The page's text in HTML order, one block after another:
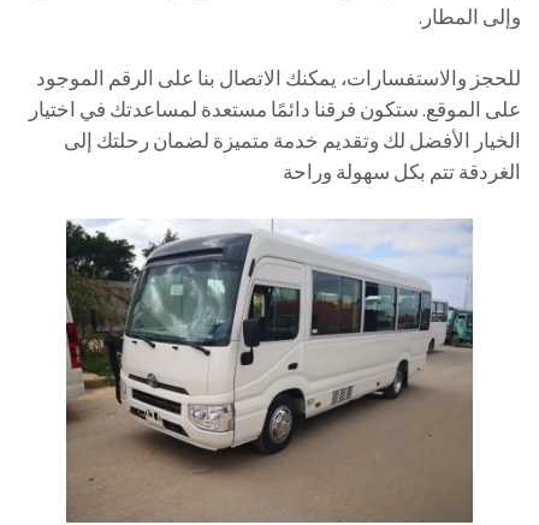
وإلى المطار.
للحجز والاستفسارات، يمكنك الاتصال بنا على الرقم الموجود
على الموقع. ستكون فرقنا دائمًا مستعدة لمساعدتك في اختيار
الخيار الأفضل لك وتقديم خدمة متميزة لضمان رحلتك إلى
الغردقة تتم بكل سهولة وراحة